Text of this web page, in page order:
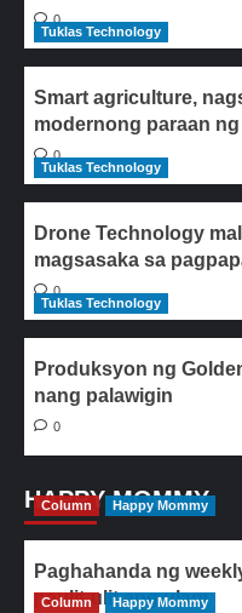
0
Tuklas Technology
Smart agriculture,
modernong paraan
0
Tuklas Technology
Drone Technology
magsasaka sa
0
Tuklas Technology
Produksyon ng
nang palawigin
0
HAPPY MOMMY
Column Happy Mommy
Paghahanda ng
paulit-ulit ang ulam
Column Happy Mommy